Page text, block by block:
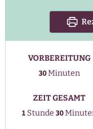
VORBEREITUNG
30Minuten
Minuten
ZEIT GESAMT
1 Stunde
Stunde 30Minuten